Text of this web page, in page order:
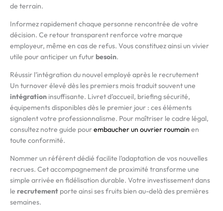
de terrain.
Informez rapidement chaque personne rencontrée de votre
décision. Ce retour transparent renforce votre marque
employeur, même en cas de refus. Vous constituez ainsi un vivier
utile pour anticiper un futurbesoin.
Réussir l’intégration du nouvel employé après le recrutement
Un turnover élevé dès les premiers mois traduit souvent une
intégration insuffisante. Livret d’accueil, briefing sécurité,
équipements disponibles dès le premier jour : ces éléments
signalent votre professionnalisme. Pour maîtriser le cadre légal,
consultez notre guide pourembaucher un ouvrier roumain en
toute conformité.
Nommer un référent dédié facilite l’adaptation de vos nouvelles
recrues. Cet accompagnement de proximité transforme une
simple arrivée en fidélisation durable. Votre investissement dans
le recrutement porte ainsi ses fruits bien au-delà des premières
semaines.